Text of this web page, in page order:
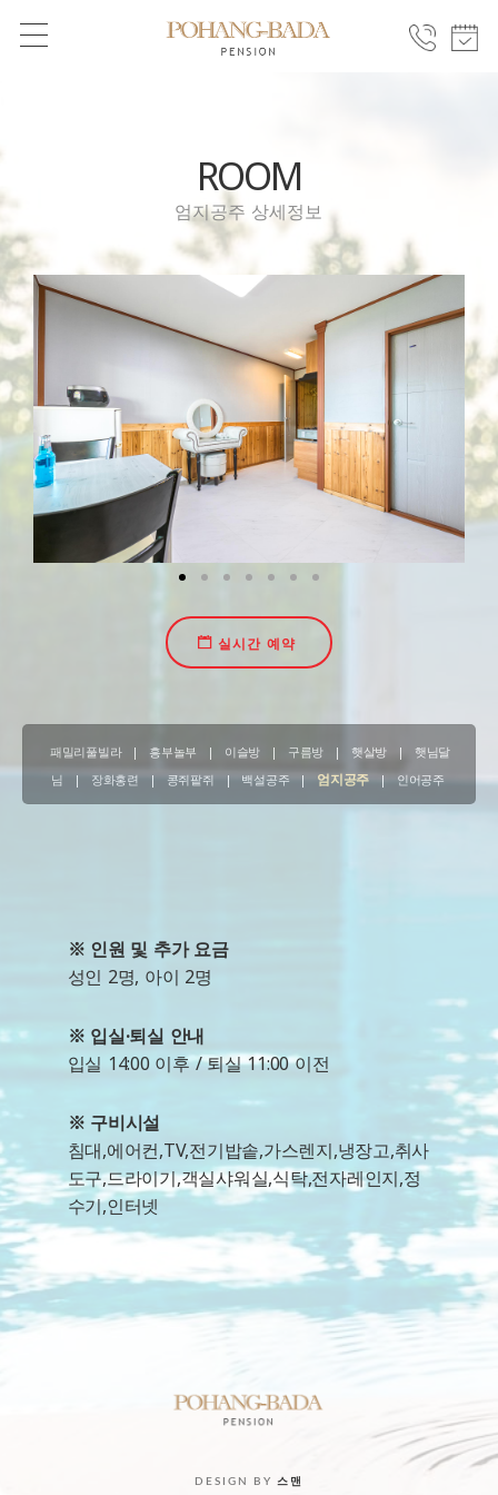
ROOM
엄지공주 상세정보
실시간 예약
패밀리풀빌라 | 흥부놀부 | 이슬방 | 구름방 | 햇살방 |
햇님달
님
| 장화홍련 | 콩쥐팥쥐 | 백설공주 | 엄지공주 | 인어공주
※ 인원 및 추가 요금
성인 2명, 아이 2명
※ 입실·퇴실 안내
입실 14:00 이후 / 퇴실 11:00 이전
※ 구비시설
침대,에어컨,TV,전기밥솥,가스렌지,냉장고,취사
도구,드라이기,객실샤워실,식탁,전자레인지,정
수기,인터넷
DESIGN BY 스맨